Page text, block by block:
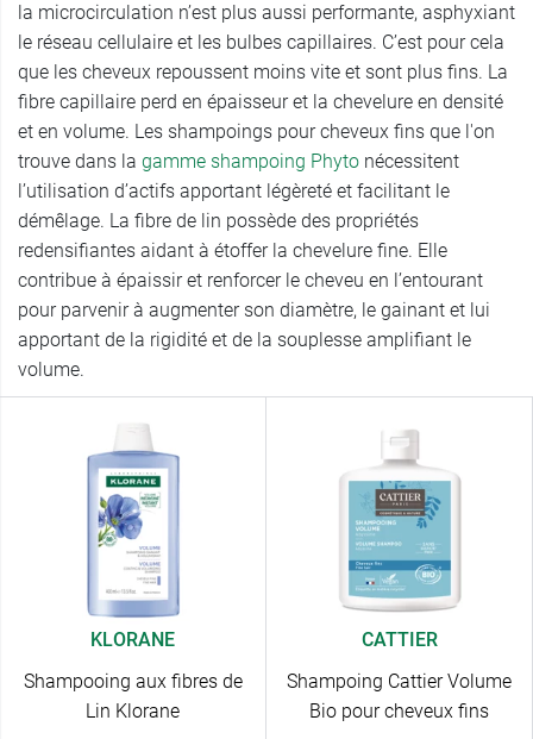
la microcirculation n’est plus aussi performante, asphyxiant
le réseau cellulaire et les bulbes capillaires. C’est pour cela
que les cheveux repoussent moins vite et sont plus fins. La
fibre capillaire perd en épaisseur et la chevelure en densité
et en volume. Les shampoings pour cheveux fins que l'on
trouve dans la gamme shampoing Phyto nécessitent
l’utilisation d’actifs apportant légèreté et facilitant le
démêlage. La fibre de lin possède des propriétés
redensifiantes aidant à étoffer la chevelure fine. Elle
contribue à épaissir et renforcer le cheveu en l’entourant
pour parvenir à augmenter son diamètre, le gainant et lui
apportant de la rigidité et de la souplesse amplifiant le
volume.
KLORANE
Shampooing aux fibres de
Lin Klorane
CATTIER
Shampoing Cattier Volume
Bio pour cheveux fins